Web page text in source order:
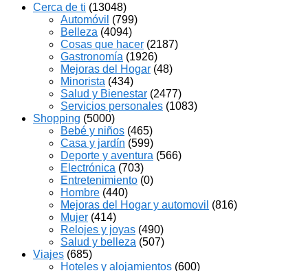
Cerca de ti (13048)
Automóvil (799)
Belleza (4094)
Cosas que hacer (2187)
Gastronomía (1926)
Mejoras del Hogar (48)
Minorista (434)
Salud y Bienestar (2477)
Servicios personales (1083)
Shopping (5000)
Bebé y niños (465)
Casa y jardín (599)
Deporte y aventura (566)
Electrónica (703)
Entretenimiento (0)
Hombre (440)
Mejoras del Hogar y automovil (816)
Mujer (414)
Relojes y joyas (490)
Salud y belleza (507)
Viajes (685)
Hoteles y alojamientos (600)